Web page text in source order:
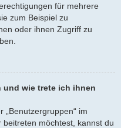
für mehrere
zum Beispiel zu
oder ihnen Zugriff zu
und wie trete ich ihnen
„Benutzergruppen“ im
möchtest, kannst du